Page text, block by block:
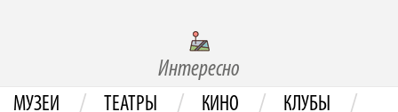
Интересно
МУЗЕИ / ТЕАТРЫ / КИНО / КЛУБЫ /